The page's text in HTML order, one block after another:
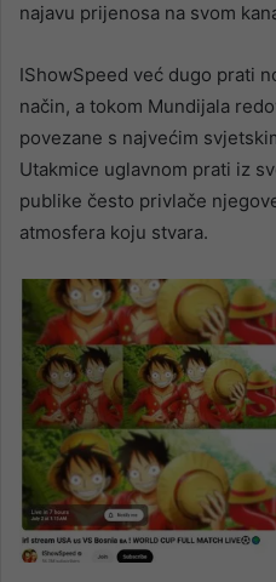
najavu prijenosa na svom
IShowSpeed već dugo prati
način, a tokom Mundijala
povezane s najvećim
Utakmice uglavnom prati iz
publike često privlače
atmosfera koju stvara.